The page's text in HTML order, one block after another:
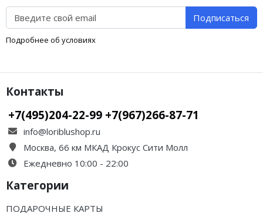
Подписаться
Подробнее об условиях
Контакты
+7(495)204-22-99 +7(967)266-87-71
info@loriblushop.ru
Москва, 66 км МКАД Крокус Сити Молл
Ежедневно 10:00 - 22:00
Категории
ПОДАРОЧНЫЕ КАРТЫ